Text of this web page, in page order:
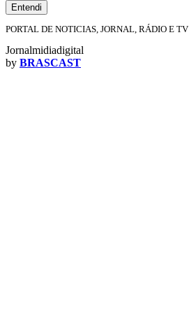
Entendi
PORTAL DE NOTICIAS, JORNAL, RÁDIO E TV
Jornalmidiadigital
by BRASCAST